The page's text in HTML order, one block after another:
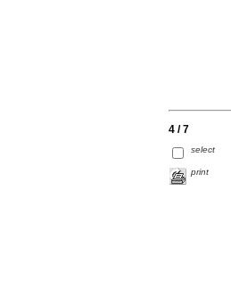
4 / 7
select
print